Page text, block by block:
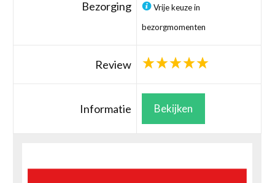
Bezorging
Vrije keuze in
bezorgmomenten
Review
Informatie Bekijken